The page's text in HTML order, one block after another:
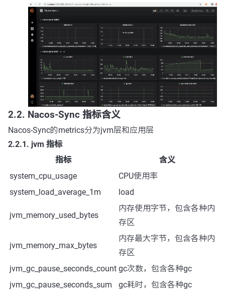
2.2. Nacos-Sync 指标含义
Nacos-Sync的metrics分为jvm层和应用层
2.2.1. jvm 指标
指标
含义
system_cpu_usage
CPU使用率
system_load_average_1m
load
jvm_memory_used_bytes
内存使用字节，包含各种内
存区
jvm_memory_max_bytes
内存最大字节，包含各种内
存区
jvm_gc_pause_seconds_count gc次数，包含各种gc
jvm_gc_pause_seconds_sum
gc耗时，包含各种gc